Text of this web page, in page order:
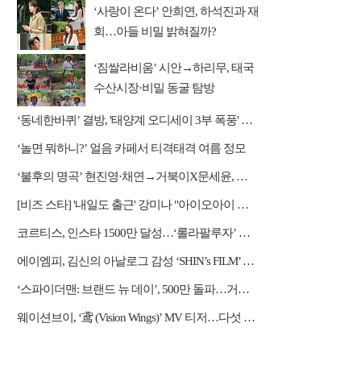
‘사랑이 온다’ 안희연, 하석진과 재
회…아들 비밀 밝혀질까?
‘짐쌀라비움’ 시안→하리무, 태국
수산시장·비밀 동굴 탐방
‘동네한바퀴’ 결방, '태양계 오디세이 3부 폭풍' 편성
‘놀면 뭐하니?’ 얼음 카페서 티격태격 여름 정모
‘불후의 명곡’ 현진영·채연→거북이X문세윤, 레전드 배틀
[비즈 스타] '내일도 출근' 강미나 "아이오아이 불화설? 사실 아냐"(인터뷰)
코르티스, 인스타 1500만 달성…‘롤라팔루자’ 무대 열기 이어간다
에이엠피, 김신의 아날로그 감성 ‘SHIN’s FILM’ 공개
‘스파이더맨: 브랜드 뉴 데이’, 500만 돌파…거침없는 흥행 질주
웨이션브이, ‘鸢 (Vision Wings)’ MV 티저…다섯 전사들의 강렬한 비상